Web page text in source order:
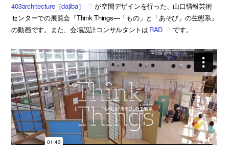
403architecture［dajiba］
が空間デザインを行った、山口情報芸術
センターでの展覧会『Think Things―「もの」と「あそび」の生態系』
の動画です。また、会場設計コンサルタントは RAD です。